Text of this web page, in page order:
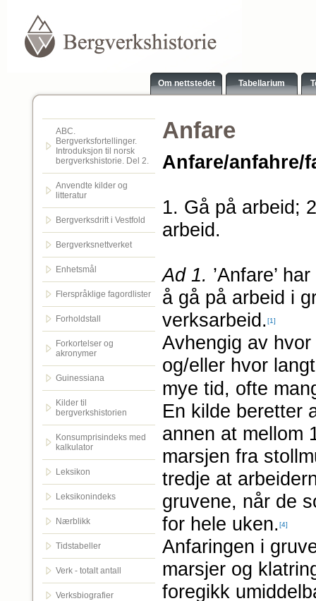
Om nettstedet Tabellarium
ABC.
Bergverksfortellinger.
Introduksjon til norsk
bergverkshistorie. Del 2.
Anvendte kilder og
litteratur
Bergverksdrift i Vestfold
Bergverksnettverket
Enhetsmål
Flerspråklige fagordlister
Forholdstall
Forkortelser og
akronymer
Guinessiana
Kilder til
bergverkshistorien
Konsumprisindeks med
kalkulator
Leksikon
Leksikonindeks
Nærblikk
Tidstabeller
Verk - totalt antall
Verksbiografier
Anfare
Anfare/anfahre/
1. Gå på arbeid;
arbeid.
Ad 1. ’Anfare’
å gå på arbeid i
verksarbeid. [1]
Avhengig av
og/eller hvor
mye tid, ofte
En kilde beretter
annen at mellom
marsjen fra
tredje at
gruvene, når de
for hele uken. [4]
Anfaringen i
marsjer og
foregikk